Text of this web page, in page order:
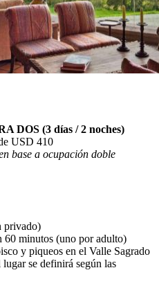
DOS (3 días / 2 noches)
USD 410
base a ocupación doble
privado)
60 minutos (uno por adulto)
y piqueos en el Valle Sagrado
se definirá según las